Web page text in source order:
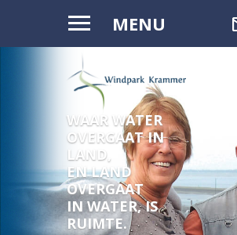
MENU
WAAR WATER
OVERGAAT IN
LAND,
EN LAND
OVERGAAT
IN WATER, IS
RUIMTE.